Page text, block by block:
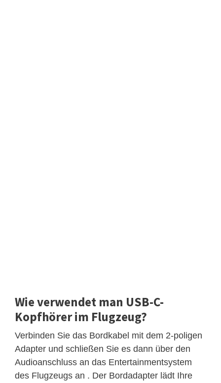
Wie verwendet man USB-C-
Kopfhörer im Flugzeug?
Verbinden Sie das Bordkabel mit dem 2-poligen
Adapter und schließen Sie es dann über den
Audioanschluss an das Entertainmentsystem
des Flugzeugs an . Der Bordadapter lädt Ihre